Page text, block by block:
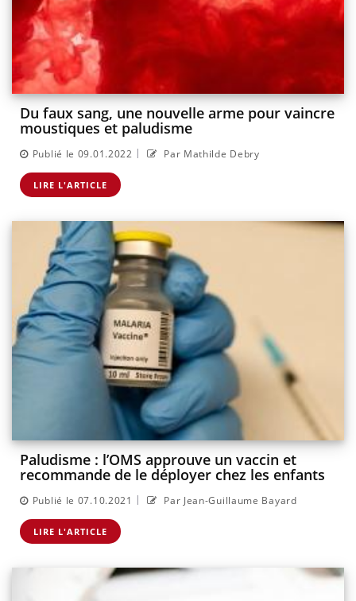
Du faux sang, une nouvelle arme pour vaincre
moustiques et paludisme
Publié le 09.01.2022 | Par Mathilde Debry
LIRE L'ARTICLE
Paludisme : l’OMS approuve un vaccin et
recommande de le déployer chez les enfants
Publié le 07.10.2021 | Par Jean-Guillaume Bayard
LIRE L'ARTICLE